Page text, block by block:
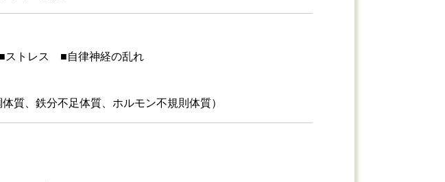
トレス ■自律神経の乱れ
質、鉄分不足体質、ホルモン不規則体質）